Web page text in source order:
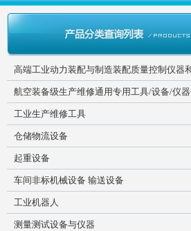
高端工业动力装配与制造装配质量控制仪器
航空装备级生产维修通用专用工具/设备/仪
工业生产维修工具
仓储物流设备
起重设备
车间非标机械设备 输送设备
工业机器人
测量测试设备与仪器